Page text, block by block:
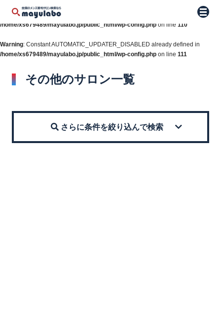
Warning: Constant WP_AUTO_UPDATE_CORE already defined in
/home/xs679489/mayulabo.jp/public_html/wp-config.php on line 110
Warning: Constant AUTOMATIC_UPDATER_DISABLED already defined in
/home/xs679489/mayulabo.jp/public_html/wp-config.php on line 111
メニ
その他のサロン一覧
さらに条件を絞り込んで検索